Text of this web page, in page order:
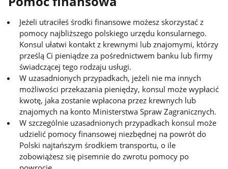
Jeżeli utraciłeś środki finansowe możesz skorzystać z
pomocy najbliższego polskiego urzędu konsularnego.
Konsul ułatwi kontakt z krewnymi lub znajomymi, którzy
prześlą Ci pieniądze za pośrednictwem banku lub firmy
świadczącej tego rodzaju usługi.
W uzasadnionych przypadkach, jeżeli nie ma innych
możliwości przekazania pieniędzy, konsul może wypłacić
kwotę, jaka zostanie wpłacona przez krewnych lub
znajomych na konto Ministerstwa Spraw Zagranicznych.
W szczególnie uzasadnionych przypadkach konsul może
udzielić pomocy finansowej niezbędnej na powrót do
Polski najtańszym środkiem transportu, o ile
zobowiążesz się pisemnie do zwrotu pomocy po